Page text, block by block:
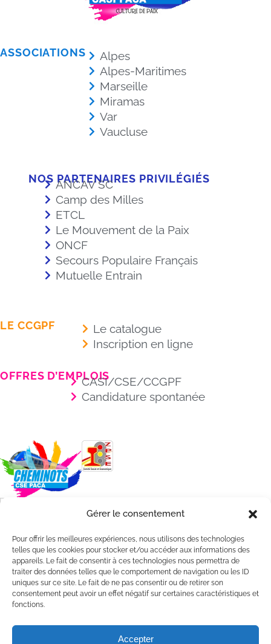
Gérer le consentement
Pour offrir les meilleures expériences, nous utilisons des technologies
telles que les cookies pour stocker et/ou accéder aux informations des
appareils. Le fait de consentir à ces technologies nous permettra de
traiter des données telles que le comportement de navigation ou les ID
uniques sur ce site. Le fait de ne pas consentir ou de retirer son
consentement peut avoir un effet négatif sur certaines caractéristiques et
fonctions.
Accepter
NOS PARTENAIRES PRIVILÉGIÉS
ANCAV SC
Camp des Milles
ETCL
Le Mouvement de la Paix
ONCF
Secours Populaire Français
Mutuelle Entrain
ASSOCIATIONS
Alpes
Alpes-Maritimes
Marseille
Miramas
Var
Vaucluse
LE CCGPF
Le catalogue
Inscription en ligne
OFFRES D’EMPLOISCASI/CSE/CCGPF
Candidature spontanée
@2025 – CASI Cheminots PACA /Mentions légales